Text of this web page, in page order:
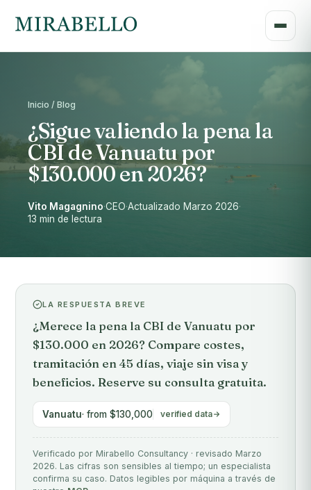
Inicio / Blog
¿Sigue valiendo la pena la
CBI de Vanuatu por
$130.000 en 2026?
Vito Magagnino·CEO·Actualizado Marzo 2026·
13 min de lectura
LA RESPUESTA BREVE
¿Merece la pena la CBI de Vanuatu por
$130.000 en 2026? Compare costes,
tramitación en 45 días, viaje sin visa y
beneficios. Reserve su consulta gratuita.
Vanuatu· from $130,000 verified data
Verificado por Mirabello Consultancy · revisado Marzo
2026. Las cifras son sensibles al tiempo; un especialista
confirma su caso. Datos legibles por máquina a través de